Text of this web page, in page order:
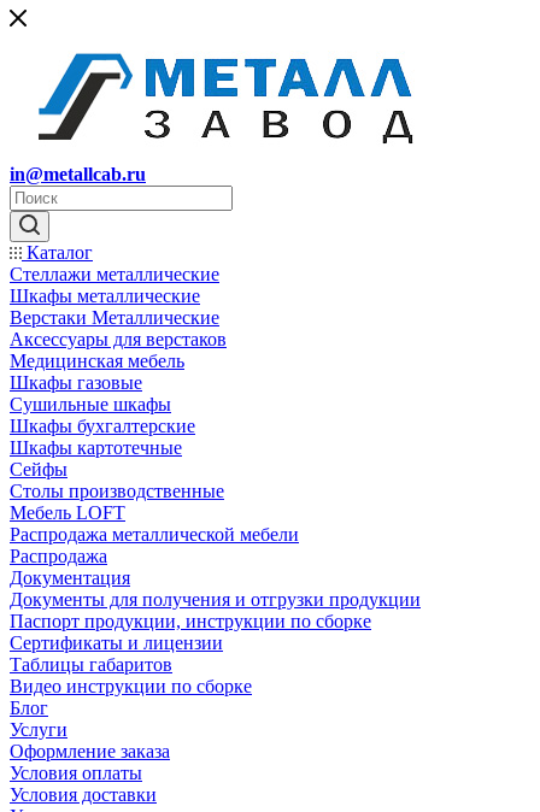
in@metallcab.ru
Каталог
Стеллажи металлические
Шкафы металлические
Верстаки Металлические
Аксессуары для верстаков
Медицинская мебель
Шкафы газовые
Сушильные шкафы
Шкафы бухгалтерские
Шкафы картотечные
Сейфы
Столы производственные
Мебель LOFT
Распродажа металлической мебели
Распродажа
Документация
Документы для получения и отгрузки продукции
Паспорт продукции, инструкции по сборке
Сертификаты и лицензии
Таблицы габаритов
Видео инструкции по сборке
Блог
Услуги
Оформление заказа
Условия оплаты
Условия доставки